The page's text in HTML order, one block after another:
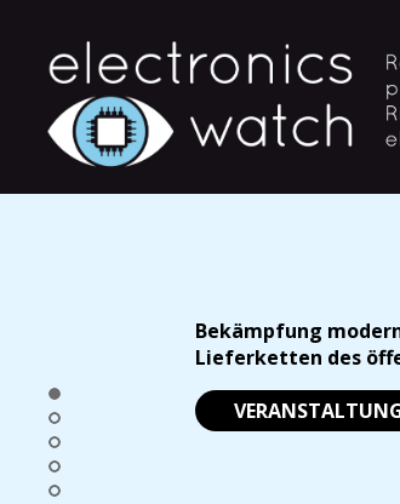
Bekämpfung
Lieferketten des